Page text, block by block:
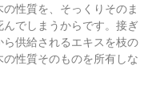
性質を、そっくりそのま
でしまうからです。接ぎ
供給されるエキスを枝の
性質そのものを所有しな